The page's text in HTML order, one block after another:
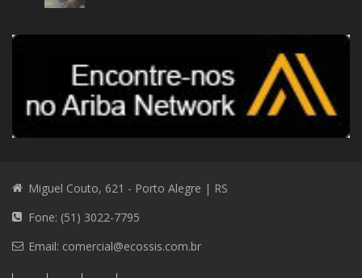
Miguel Couto, 621 - Porto Alegre | RS
Fone: (51) 3022-7795
Email: comercial@ecossis.com.br